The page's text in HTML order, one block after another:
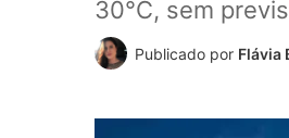
30°C, sem
Publicado por Flávia